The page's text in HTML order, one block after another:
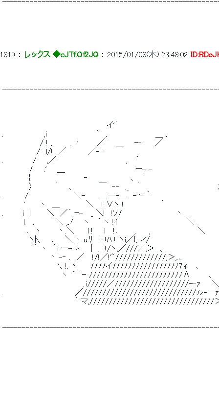
1819 ： レックス ◆cJTf.Of2JQ ： 2015/01/08(木) 23:48:02
イ'´
.　　　　　　　 ,i 　 　 　 　 　 　 ´　,　　　　　　　　　＿ ,
/ ! , 　 　 .　'　　　 ／　　＿　　-‐　　 ／
/　l/!　／　　　　／-‐
.　　 　 　 / 　 ,／　　　　　　　　　　　　　,　 ´
/　　.' 　 ＿　　　　　　　　　　　　　ー- -　　　　　　　　　 　
{　　　　　　　　 　 ‐　　　　　　　　､　´
〉　　　　｀　　、　　　　 ￣　‐-　._　 ｀　　　　　　　　　　 　
.　　 　 /　　　　　 　 　 ＼-　　 .＿―-＿　- ｰ ｀
'　　 丶　＿　　　 　 ＼　 ! ∨ヽ !　　 　 　 　 ｀
.　　　 i　l　　　＼　／｀ ｰ-　 _ ＼!　!'ﾉ/　　　　　　　　 　 丶
l　 、 　 　 ＼ ,ノ 　 ヽ　 ｀ ヽ !ｲ　　　　　　　　 　 　 　 ＼
､　ヽ　　　丶.＼　　 l !　　l　 !､　 　 ,　　 ,　 　 　 　 　 　 ＼
ヽﾄ、 　､ 　 ＼ ヽ u.ﾘ　i　!ﾊ ! ヽi／{,. ィ/
｀ 丶　｀i ー- ゝ 　 |　,　!/ヽ,／///／,＞　、　　　　　　　　　
ヽ -‐ 、 ／　 !/!／!'"/////////////,＞,.､ 　 　 　 　
'､ !. ヽ　　 ////イ/////////////////7ィ　 ､　　 　
ヽ　`　ｰ ////////////////////////∧ 　 　 ､
,.i/////／///////////////////-‐ｧ　　＼　　
.　　　　　　　 　 　 　 　 ／/////////////////////////////7z-―ｧ
｀ マ,////////////////////////////////＞ 　 ヽ